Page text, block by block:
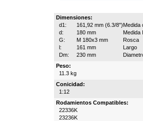
Dimensiones:
d1:
161,92 mm (6.3/8")Medida
d:
180 mm
Medida
G:
M 180x3 mm
Rosca
l:
161 mm
Largo
Dm:
230 mm
Peso:
11.3 kg
Conicidad:
1:12
Rodamientos Compatibles:
22336K
23236K